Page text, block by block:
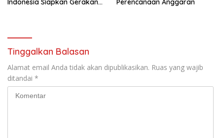
Indonesia Siapkan Gerakan
Perencanaan Anggaran
Tinggalkan Balasan
Alamat email Anda tidak akan dipublikasikan. Ruas yang wajib
ditandai *